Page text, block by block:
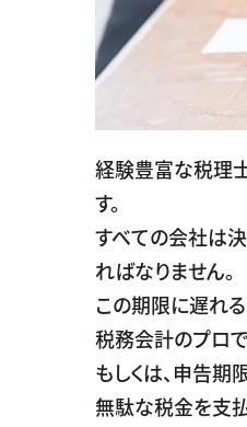
経験豊富な税理
す。
すべての会社は
ればなりません。
この期限に遅れ
税務会計のプロ
もしくは、申告期
無駄な税金を支